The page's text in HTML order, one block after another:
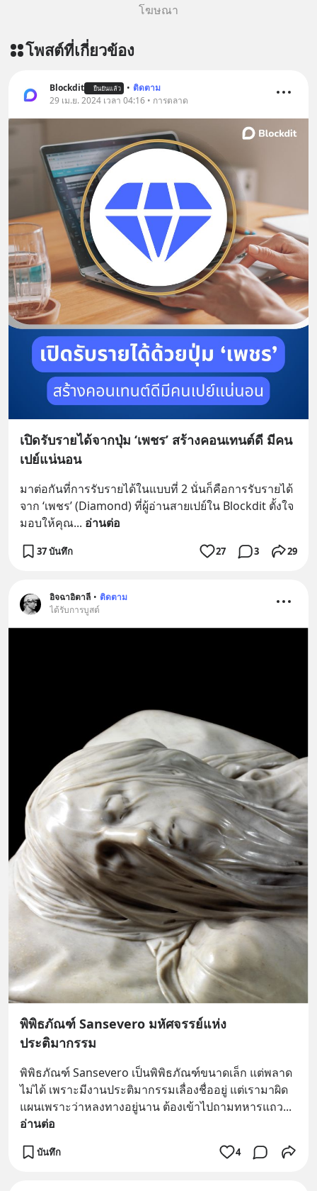
โฆษณา
โพสต์ที่เกี่ยวข้อง
Blockdit ยืนยันแล้ว • ติดตาม
29 เม.ย. 2024 เวลา 04:16 • การตลาด
เปิดรับรายได้จากปุ่ม ‘เพชร’ สร้างคอนเทนต์ดี มีคน
เปย์แน่นอน
มาต่อกันที่การรับรายได้ในแบบที่ 2 นั่นก็คือการรับรายได้
จาก ‘เพชร’ (Diamond) ที่ผู้อ่านสายเปย์ใน Blockdit ตั้งใจ
มอบให้คุณ... อ่านต่อ
37 บันทึก 27 3 29
อิจฉาอิตาลี • ติดตาม
ได้รับการบูสต์
พิพิธภัณฑ์ Sansevero มหัศจรรย์แห่ง
ประติมากรรม
พิพิธภัณฑ์ Sansevero เป็นพิพิธภัณฑ์ขนาดเล็ก แต่พลาด
ไม่ได้ เพราะมีงานประติมากรรมเลื่องชื่ออยู่ แต่เรามาผิด
แผนเพราะว่าหลงทางอยู่นาน ต้องเข้าไปถามทหารแถว
อ่านต่อ
บันทึก 4